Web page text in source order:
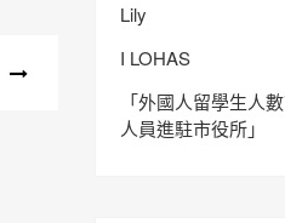
Lily
I LOHAS
「外國人留學生人
人員進駐市役所」